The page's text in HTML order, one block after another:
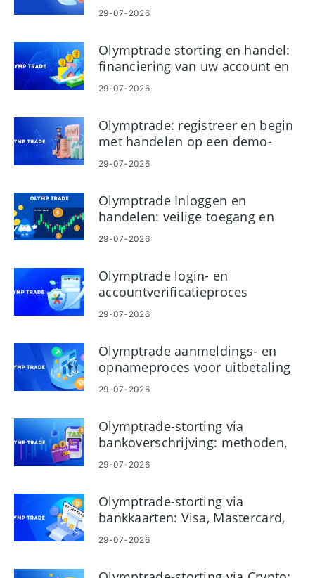
29-07-2026
Olymptrade storting en handel:
financiering van uw account en
transacties plaatsen
29-07-2026
Olymptrade: registreer en begin
met handelen op een demo-
account
29-07-2026
Olymptrade Inloggen en
handelen: veilige toegang en
transacties plaatsen
29-07-2026
Olymptrade login- en
accountverificatieproces
29-07-2026
Olymptrade aanmeldings- en
opnameproces voor uitbetaling
van account
29-07-2026
Olymptrade-storting via
bankoverschrijving: methoden,
limieten en tijden
29-07-2026
Olymptrade-storting via
bankkaarten: Visa, Mastercard,
JCB, Discover
29-07-2026